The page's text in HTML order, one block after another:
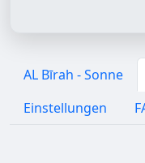
AL Bīrah - Sonne
Einstellungen